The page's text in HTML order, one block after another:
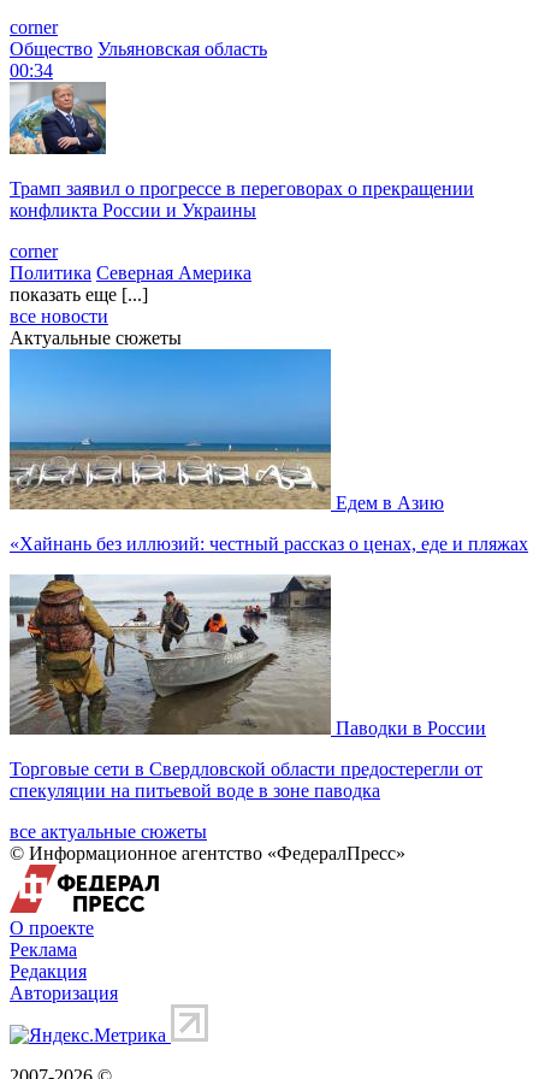
corner
Общество Ульяновская область
00:34
Трамп заявил о прогрессе в переговорах о прекращении
конфликта России и Украины
corner
Политика Северная Америка
показать еще [...]
все новости
Актуальные сюжеты
Едем в Азию
«Хайнань без иллюзий: честный рассказ о ценах, еде и пляжах
Паводки в России
Торговые сети в Свердловской области предостерегли от
спекуляции на питьевой воде в зоне паводка
все актуальные сюжеты
© Информационное агентство «ФедералПресс»
О проекте
Реклама
Редакция
Авторизация